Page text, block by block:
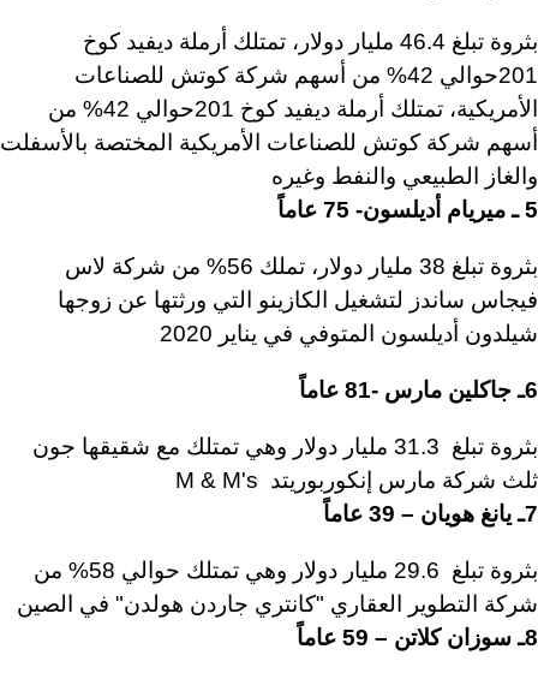
بثروة تبلغ 46.4 مليار دولار، تمتلك أرملة ديفيد كوخ
201حوالي 42% من أسهم شركة كوتش للصناعات
الأمريكية، تمتلك أرملة ديفيد كوخ 201حوالي 42% من
أسهم شركة كوتش للصناعات الأمريكية المختصة بالأسفلت
والغاز الطبيعي والنفط وغيره
5 ـ ميريام أديلسون- 75 عاماً
بثروة تبلغ 38 مليار دولار، تملك 56% من شركة لاس
فيجاس ساندز لتشغيل الكازينو التي ورثتها عن زوجها
شيلدون أديلسون المتوفي في يناير 2020
6ـ جاكلين مارس -81 عاماً
بثروة تبلغ 31.3 مليار دولار وهي تمتلك مع شقيقها جون
ثلث شركة مارس إنكوربوريتد M & M's
7ـ يانغ هويان – 39 عاماً
بثروة تبلغ 29.6 مليار دولار وهي تمتلك حوالي 58% من
شركة التطوير العقاري "كانتري جاردن هولدن" في الصين
8ـ سوزان كلاتن – 59 عاماً